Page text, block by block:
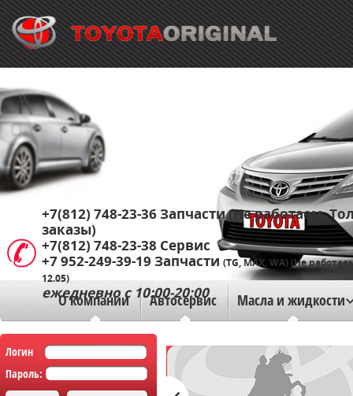
О компании Автосервис Масла и жидкости
+7(812) 748-23-36 Запчасти (Не работаем.
заказы)
+7(812) 748-23-38 Сервис
+7 952-249-39-19 Запчасти (TG, MAX, WA) (Не
12.05)
ежедневно с 10:00-20:00
Логин
Пароль: